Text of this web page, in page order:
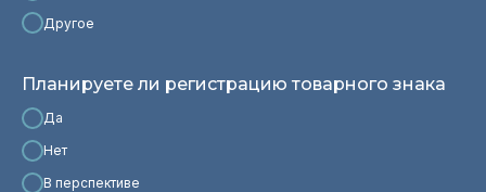
Другое
Планируете ли регистрацию товарного знака
Да
Нет
В перспективе